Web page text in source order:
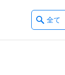
Travelzoo
What
type